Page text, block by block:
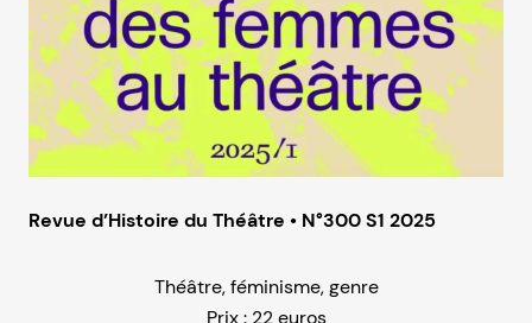
Revue d’Histoire du Théâtre • N°300 S1 2025
Théâtre, féminisme, genre